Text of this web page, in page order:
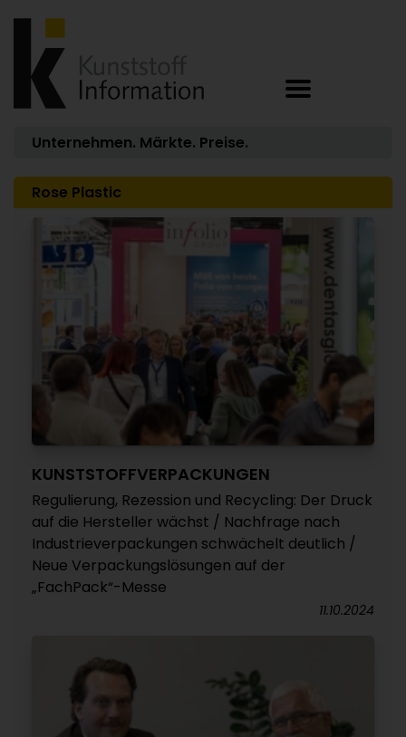
Unternehmen. Märkte. Preise.
Rose Plastic
KUNSTSTOFFVERPACKUNGEN
Regulierung, Rezession und Recycling: Der Druck
auf die Hersteller wächst / Nachfrage nach
Industrieverpackungen schwächelt deutlich /
Neue Verpackungslösungen auf der
„FachPack“-Messe
11.10.2024